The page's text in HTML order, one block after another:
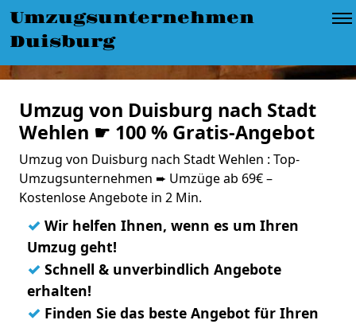
Umzugsunternehmen
Duisburg
Umzug von Duisburg nach Stadt
Wehlen ☛ 100 % Gratis-Angebot
Umzug von Duisburg nach Stadt Wehlen : Top-
Umzugsunternehmen ➨ Umzüge ab 69€ –
Kostenlose Angebote in 2 Min.
✓ Wir helfen Ihnen, wenn es um Ihren
Umzug geht!
✓ Schnell & unverbindlich Angebote
erhalten!
✓ Finden Sie das beste Angebot für Ihren